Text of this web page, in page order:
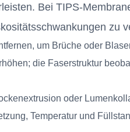
Bei TIPS-
zu
um Brüche oder
die Faserstruktur
oder
Temperatur und